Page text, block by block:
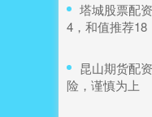
塔城股票配
4，和值推荐18
昆山期货配
险，谨慎为上